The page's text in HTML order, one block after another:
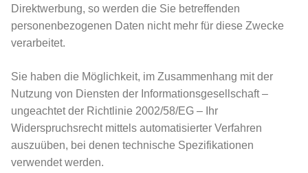
Direktwerbung, so werden die Sie betreffenden
personenbezogenen Daten nicht mehr für diese Zwecke
verarbeitet.
Sie haben die Möglichkeit, im Zusammenhang mit der
Nutzung von Diensten der Informationsgesellschaft –
ungeachtet der Richtlinie 2002/58/EG – Ihr
Widerspruchsrecht mittels automatisierter Verfahren
auszuüben, bei denen technische Spezifikationen
verwendet werden.